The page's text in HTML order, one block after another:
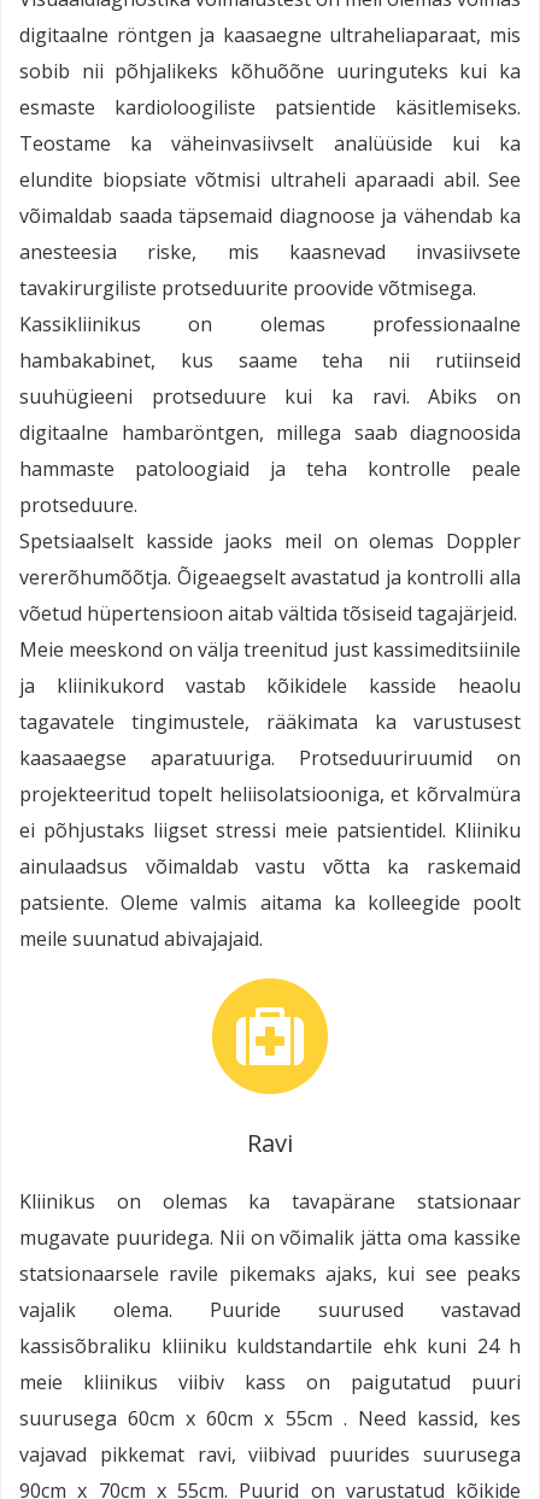
digitaalne röntgen ja kaasaegne ultraheliaparaat, mis
sobib nii põhjalikeks kõhuõõne uuringuteks kui ka
esmaste kardioloogiliste patsientide käsitlemiseks.
Teostame ka väheinvasiivselt analüüside kui ka
elundite biopsiate võtmisi ultraheli aparaadi abil. See
võimaldab saada täpsemaid diagnoose ja vähendab ka
anesteesia riske, mis kaasnevad invasiivsete
tavakirurgiliste protseduurite proovide võtmisega.
Kassikliinikus on olemas professionaalne
hambakabinet, kus saame teha nii rutiinseid
suuhügieeni protseduure kui ka ravi. Abiks on
digitaalne hambaröntgen, millega saab diagnoosida
hammaste patoloogiaid ja teha kontrolle peale
protseduure.
Spetsiaalselt kasside jaoks meil on olemas Doppler
vererõhumõõtja. Õigeaegselt avastatud ja kontrolli alla
võetud hüpertensioon aitab vältida tõsiseid tagajärjeid.
Meie meeskond on välja treenitud just kassimeditsiinile
ja kliinikukord vastab kõikidele kasside heaolu
tagavatele tingimustele, rääkimata ka varustusest
kaasaaegse aparatuuriga. Protseduuriruumid on
projekteeritud topelt heliisolatsiooniga, et kõrvalmüra
ei põhjustaks liigset stressi meie patsientidel. Kliiniku
ainulaadsus võimaldab vastu võtta ka raskemaid
patsiente. Oleme valmis aitama ka kolleegide poolt
meile suunatud abivajajaid.
Ravi
Kliinikus on olemas ka tavapärane statsionaar
mugavate puuridega. Nii on võimalik jätta oma kassike
statsionaarsele ravile pikemaks ajaks, kui see peaks
vajalik olema. Puuride suurused vastavad
kassisõbraliku kliiniku kuldstandartile ehk kuni 24 h
meie kliinikus viibiv kass on paigutatud puuri
suurusega 60cm x 60cm x 55cm . Need kassid, kes
vajavad pikkemat ravi, viibivad puurides suurusega
90cm x 70cm x 55cm. Puurid on varustatud kõikide